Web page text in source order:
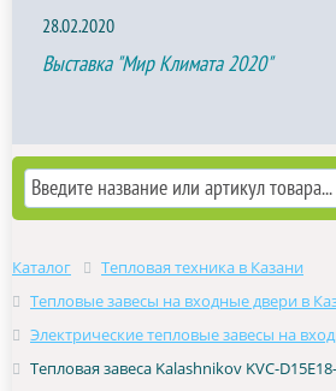
28.02.2020
Выставка "Мир Климата 2020"
Каталог
Тепловая техника в Казани
Тепловые завесы на входные двери в
Электрические тепловые завесы на
Тепловая завеса Kalashnikov KVC-